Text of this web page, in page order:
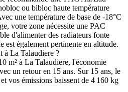
ou bibloc haute température
une température de base de -18°C
votre zone nécessite une PAC
d'alimenter des radiateurs fonte
est également pertinente en altitude.
à La Talaudiere ?
m² à La Talaudiere, l'économie
un retour en 15 ans. Sur 15 ans, le
vos émissions baissent de 4 160 kg